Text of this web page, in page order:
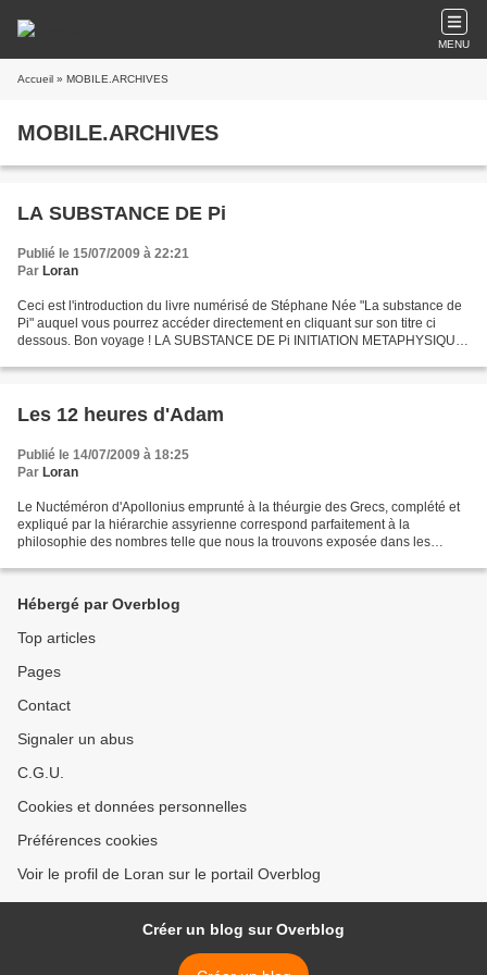
MENU
Accueil » MOBILE.ARCHIVES
MOBILE.ARCHIVES
LA SUBSTANCE DE Pi
Publié le 15/07/2009 à 22:21
Par Loran
Ceci est l'introduction du livre numérisé de Stéphane Née "La substance de
Pi" auquel vous pourrez accéder directement en cliquant sur son titre ci
dessous. Bon voyage ! LA SUBSTANCE DE Pi INITIATION METAPHYSIQUE
Les 12 heures d'Adam
Publié le 14/07/2009 à 18:25
Par Loran
Le Nuctéméron d'Apollonius emprunté à la théurgie des Grecs, complété et
expliqué par la hiérarchie assyrienne correspond parfaitement à la
philosophie des nombres telle que nous la trouvons exposée dans les
Hébergé par Overblog
Top articles
Pages
Contact
Signaler un abus
C.G.U.
Cookies et données personnelles
Préférences cookies
Voir le profil de Loran sur le portail Overblog
Créer un blog sur Overblog